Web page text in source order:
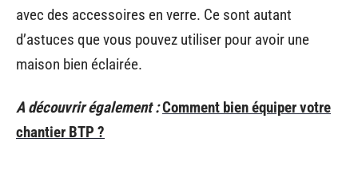
avec des accessoires en verre. Ce sont autant
d’astuces que vous pouvez utiliser pour avoir une
maison bien éclairée.
A découvrir également :Comment bien équiper votre
chantier BTP ?